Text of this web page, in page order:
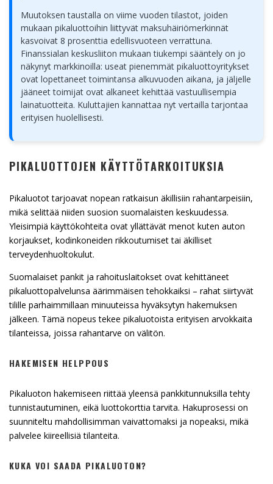
Muutoksen taustalla on viime vuoden tilastot, joiden
mukaan pikaluottoihin liittyvät maksuhäiriömerkinnät
kasvoivat 8 prosenttia edellisvuoteen verrattuna.
Finanssialan keskusliiton mukaan tiukempi sääntely on jo
näkynyt markkinoilla: useat pienemmät pikaluottoyritykset
ovat lopettaneet toimintansa alkuvuoden aikana, ja jäljelle
jääneet toimijat ovat alkaneet kehittää vastuullisempia
lainatuotteita. Kuluttajien kannattaa nyt vertailla tarjontaa
erityisen huolellisesti.
PIKALUOTTOJEN KÄYTTÖTARKOITUKSIA
Pikaluotot tarjoavat nopean ratkaisun äkillisiin rahantarpeisiin,
mikä selittää niiden suosion suomalaisten keskuudessa.
Yleisimpiä käyttökohteita ovat yllättävät menot kuten auton
korjaukset, kodinkoneiden rikkoutumiset tai äkilliset
terveydenhuoltokulut.
Suomalaiset pankit ja rahoituslaitokset ovat kehittäneet
pikaluottopalvelunsa äärimmäisen tehokkaiksi – rahat siirtyvät
tilille parhaimmillaan minuuteissa hyväksytyn hakemuksen
jälkeen. Tämä nopeus tekee pikaluotoista erityisen arvokkaita
tilanteissa, joissa rahantarve on välitön.
HAKEMISEN HELPPOUS
Pikaluoton hakemiseen riittää yleensä pankkitunnuksilla tehty
tunnistautuminen, eikä luottokorttia tarvita. Hakuprosessi on
suunniteltu mahdollisimman vaivattomaksi ja nopeaksi, mikä
palvelee kiireellisiä tilanteita.
KUKA VOI SAADA PIKALUOTON?